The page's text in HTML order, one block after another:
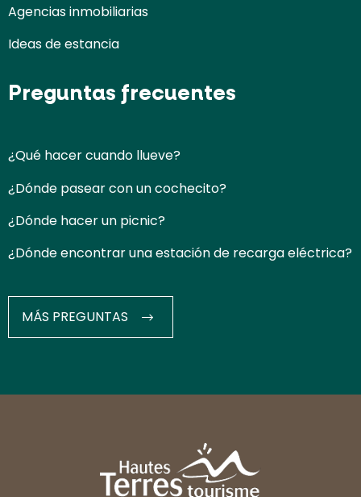
Agencias inmobiliarias
Ideas de estancia
Preguntas frecuentes
¿Qué hacer cuando llueve?
¿Dónde pasear con un cochecito?
¿Dónde hacer un picnic?
¿Dónde encontrar una estación de recarga eléctrica?
MÁS PREGUNTAS